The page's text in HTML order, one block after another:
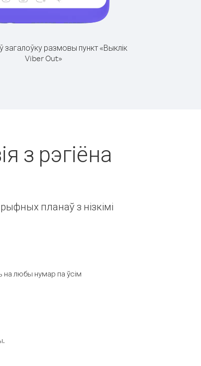
размовы пункт «Выклік
Viber Out»
з рэгіёна
планаў з нізкімі
на любы нумар па ўсім